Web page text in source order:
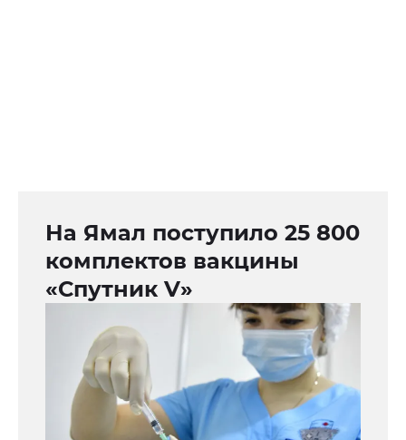
На Ямал поступило 25 800
комплектов вакцины
«Спутник V»